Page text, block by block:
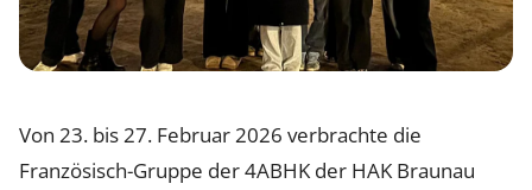
Von 23. bis 27. Februar 2026 verbrachte die
Französisch-Gruppe der 4ABHK der HAK Braunau